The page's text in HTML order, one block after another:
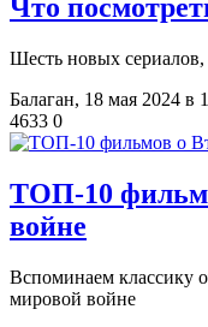
​Что
Шесть новых сериалов,
Балаган, 18 мая 2024 в
4633 0
​ТОП-10
войне
Вспоминаем классику
мировой войне